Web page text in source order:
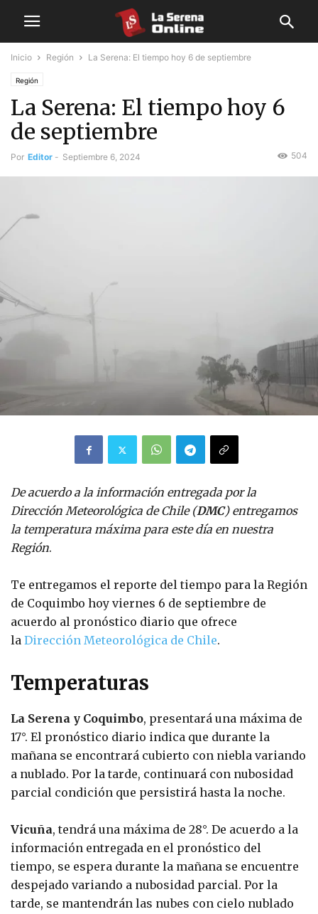
Inicio Región La Serena: El tiempo hoy 6 de septiembre
Región
La Serena: El tiempo hoy 6
de septiembre
Por Editor - Septiembre 6, 2024 504
De acuerdo a la información entregada por la
Dirección Meteorológica de Chile (DMC) entregamos
la temperatura máxima para este día en nuestra
Región.
Te entregamos el reporte del tiempo para la Región
de Coquimbo hoy viernes 6 de septiembre de
acuerdo al pronóstico diario que ofrece
la Dirección Meteorológica de Chile.
Temperaturas
La Serena y Coquimbo, presentará una máxima de
17°. El pronóstico diario indica que durante la
mañana se encontrará cubierto con niebla variando
a nublado. Por la tarde, continuará con nubosidad
parcial condición que persistirá hasta la noche.
Vicuña, tendrá una máxima de 28°. De acuerdo a la
información entregada en el pronóstico del
tiempo, se espera durante la mañana se encuentre
despejado variando a nubosidad parcial. Por la
tarde, se mantendrán las nubes con cielo nublado